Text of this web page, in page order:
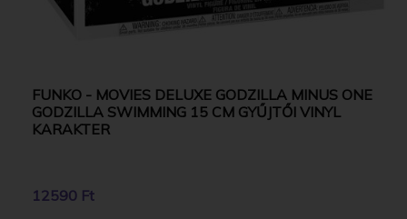
FUNKO - MOVIES DELUXE GODZILLA MINUS ONE
GODZILLA SWIMMING 15 CM GYŰJTŐI VINYL
KARAKTER
12590 Ft